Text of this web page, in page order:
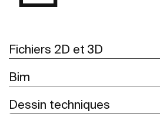
Fichiers 2D et 3D
Bim
Dessin techniques